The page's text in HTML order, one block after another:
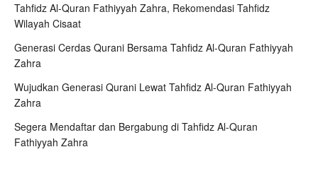
Tahfidz Al-Quran Fathiyyah Zahra, Rekomendasi Tahfidz
Wilayah Cisaat
Generasi Cerdas Qurani Bersama Tahfidz Al-Quran Fathiyyah
Zahra
Wujudkan Generasi Qurani Lewat Tahfidz Al-Quran Fathiyyah
Zahra
Segera Mendaftar dan Bergabung di Tahfidz Al-Quran
Fathiyyah Zahra